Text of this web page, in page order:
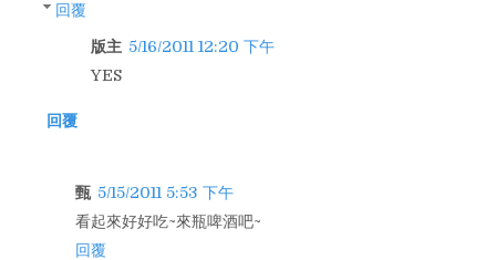
回覆
版主 5/16/2011 12:20 下午
YES
回覆
甄 5/15/2011 5:53 下午
看起來好好吃~來瓶啤酒吧~
回覆